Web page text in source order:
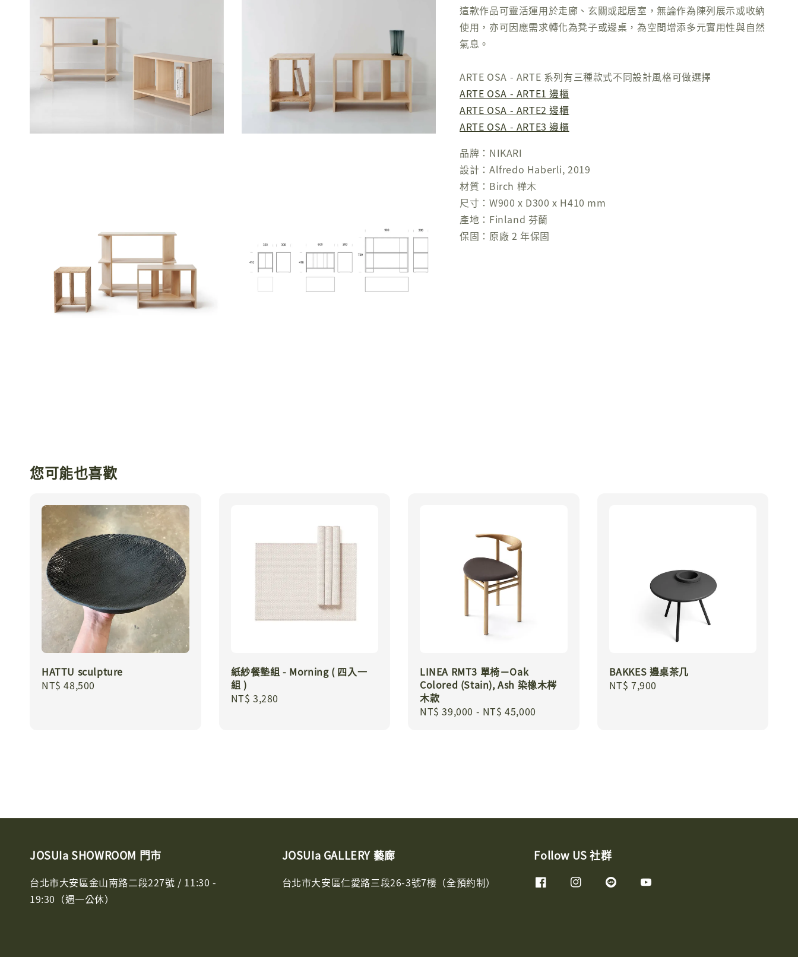
這款作品可靈活運用於走廊、玄關或起居室，無論作為陳列展示或收納
使用，亦可因應需求轉化為凳子或邊桌，為空間增添多元實用性與自然
氣息。
ARTE OSA - ARTE 系列有三種款式不同設計風格可做選擇
ARTE OSA - ARTE1 邊櫃
ARTE OSA - ARTE2 邊櫃
ARTE OSA - ARTE3 邊櫃
品牌：NIKARI
設計：Alfredo Haberli, 2019
材質：Birch 樺木
尺寸：W900 x D300 x H410 mm
產地：Finland 芬蘭
保固：原廠 2 年保固
您可能也喜歡
HATTU sculpture
Regular
NT$ 48,500
紙紗餐墊組 - Morning ( 四入一
組 )
Regular
NT$ 3,280
LINEA RMT3 單椅－Oak
Colored (Stain), Ash 染橡木梣
木款
Regular
NT$ 39,000 - NT$ 45,000
BAKKES 邊桌茶几
Regular
NT$ 7,900
JOSUIa SHOWROOM 門市
台北市大安區金山南路二段227號 / 11:30 -
19:30（週一公休）
JOSUIa GALLERY 藝廊
台北市大安區仁愛路三段26-3號7樓（全預約制）
Follow US 社群